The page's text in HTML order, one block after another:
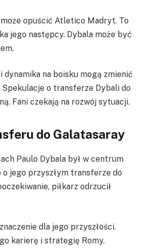
może opuścić Atletico Madryt. To
jego następcy. Dybala może być
dynamika na boisku mogą zmienić
Spekulacje o transferze Dybali do
Fani czekają na rozwój sytuacji.
do Galatasaray
Paulo Dybala był w centrum
o jego przyszłym transferze do
piłkarz odrzucił
dla jego przyszłości.
karierę i strategię Romy.